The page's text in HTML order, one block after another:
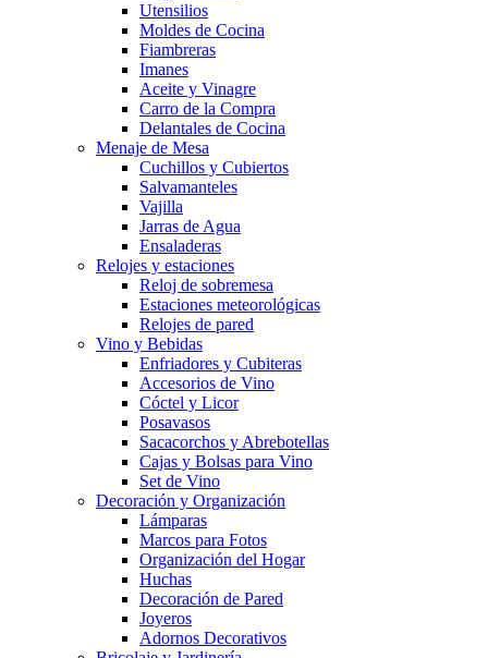
Utensilios
Moldes de Cocina
Fiambreras
Imanes
Aceite y Vinagre
Carro de la Compra
Delantales de Cocina
Menaje de Mesa
Cuchillos y Cubiertos
Salvamanteles
Vajilla
Jarras de Agua
Ensaladeras
Relojes y estaciones
Reloj de sobremesa
Estaciones meteorológicas
Relojes de pared
Vino y Bebidas
Enfriadores y Cubiteras
Accesorios de Vino
Cóctel y Licor
Posavasos
Sacacorchos y Abrebotellas
Cajas y Bolsas para Vino
Set de Vino
Decoración y Organización
Lámparas
Marcos para Fotos
Organización del Hogar
Huchas
Decoración de Pared
Joyeros
Adornos Decorativos